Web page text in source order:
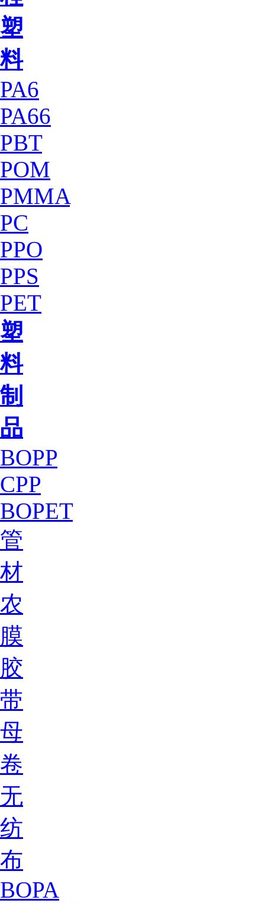
塑
料
PA6
PA66
PBT
POM
PMMA
PC
PPO
PPS
PET
塑
料
制
品
BOPP
CPP
BOPET
管
材
农
膜
胶
带
母
卷
无
纺
布
BOPA